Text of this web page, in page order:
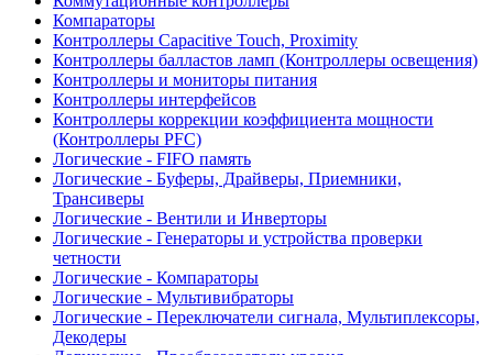
Компараторы
Контроллеры Capacitive Touch, Proximity
Контроллеры балластов ламп (Контроллеры освещения)
Контроллеры и мониторы питания
Контроллеры интерфейсов
Контроллеры коррекции коэффициента мощности
(Контроллеры PFC)
Логические - FIFO память
Логические - Буферы, Драйверы, Приемники,
Трансиверы
Логические - Вентили и Инверторы
Логические - Генераторы и устройства проверки
четности
Логические - Компараторы
Логические - Мультивибраторы
Логические - Переключатели сигнала, Мультиплексоры,
Декодеры